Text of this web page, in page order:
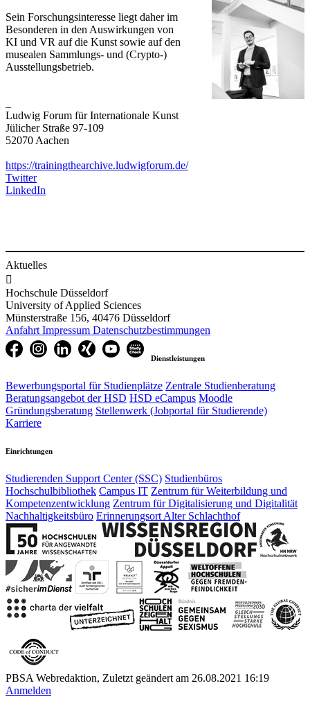
Sein Forschungsinteresse liegt daher im
Besonderen in den Auswirkungen von
KI und VR auf die Kunst sowie auf den
musealen Sammlungs- und (Crypto-)​
Ausstellungsbetrieb.
Ludwig Forum für Internationale Kunst
Jülicher Straße 97-109
52070 Aachen
https://trainingthearchive.ludwigforum.de/
Twitter
LinkedIn​
Aktuelles

Hochschule Düsseldorf
University of Applied Sciences
Münsterstraße 156, 40476 Düsseldorf
Anfahrt Impressum Datenschutzbestimmungen
Dienstleistungen
Bewerbungsportal für Studienplätze Zentrale Studienberatung
Beratungsangebot der HSD HSD eCampus Moodle
Gründungsberatung Stellenwerk (Jobportal für Studierende)
Karriere
Einrichtungen
Studierenden Support Center (SSC) Studienbüros
Hochschulbibliothek Campus IT Zentrum für Weiterbildung und
Kompetenzentwicklung Zentrum für Digitalisierung und Digitalität
Nachhaltigkeitsbüro Erinnerungsort Alter Schlachthof
PBSA Webredaktion, Zuletzt geändert am 26.08.2021 16:19
Anmelden